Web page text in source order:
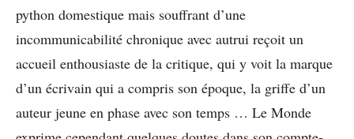
python domestique mais souffrant d’une
incommunicabilité chronique avec autrui reçoit un
accueil enthousiaste de la critique, qui y voit la marque
d’un écrivain qui a compris son époque, la griffe d’un
auteur jeune en phase avec son temps … Le Monde